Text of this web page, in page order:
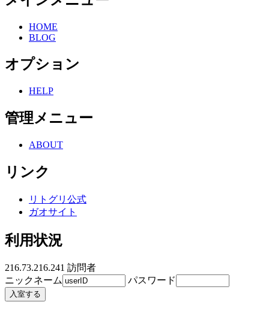
HOME
BLOG
オプション
HELP
管理メニュー
ABOUT
リンク
リトグリ公式
ガオサイト
利用状況
216.73.216.241 訪問者
ニックネーム
パスワード